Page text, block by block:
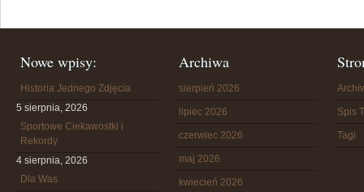
Nowe wpisy:
Historia Jednego Zdjęcia
5 sierpnia, 2026
Sportowe Ciekawostki i
Rekordy
4 sierpnia, 2026
Dla Was
Archiwa
sierpień 2026
lipiec 2026
czerwiec 2026
maj 2026
kwiecień 2026
Spis
Tagi